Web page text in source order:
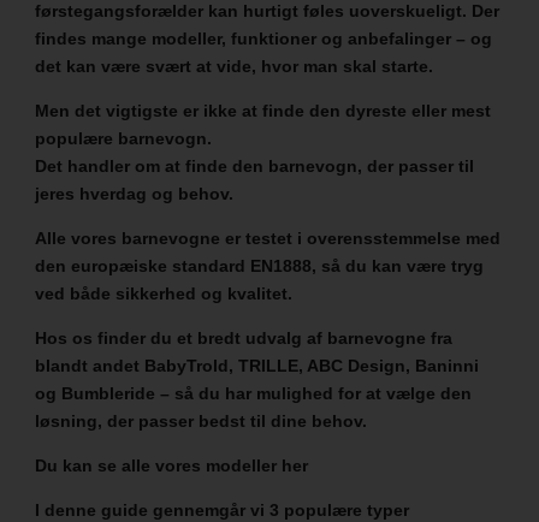
førstegangsforælder kan hurtigt føles uoverskueligt. Der
findes mange modeller, funktioner og anbefalinger – og
det kan være svært at vide, hvor man skal starte.
Men det vigtigste er ikke at finde den dyreste eller mest
populære barnevogn.
Det handler om at finde den barnevogn, der passer til
jeres hverdag og behov.
Alle vores barnevogne er testet i overensstemmelse med
den europæiske standard EN1888, så du kan være tryg
ved både sikkerhed og kvalitet.
Hos os finder du et bredt udvalg af barnevogne fra
blandt andet BabyTrold, TRILLE, ABC Design, Baninni
og Bumbleride – så du har mulighed for at vælge den
løsning, der passer bedst til dine behov.
Du kan se alle vores modeller her
I denne guide gennemgår vi 3 populære typer